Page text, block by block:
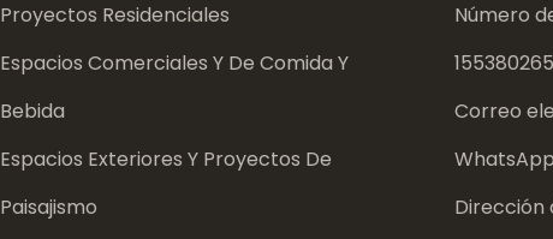
Proyectos Residenciales
Espacios Comerciales Y De Comida Y
Bebida
Espacios Exteriores Y Proyectos De
Paisajismo
Número
Correo
Dirección